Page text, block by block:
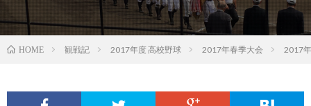
HOME 観戦記 2017年度 高校野球 2017年春季大会 2017